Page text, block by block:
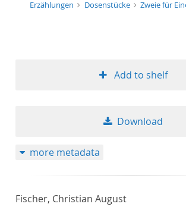
Erzählungen
Dosenstücke Zweie für
Add to shelf
Download
more metadata
Fischer, Christian August